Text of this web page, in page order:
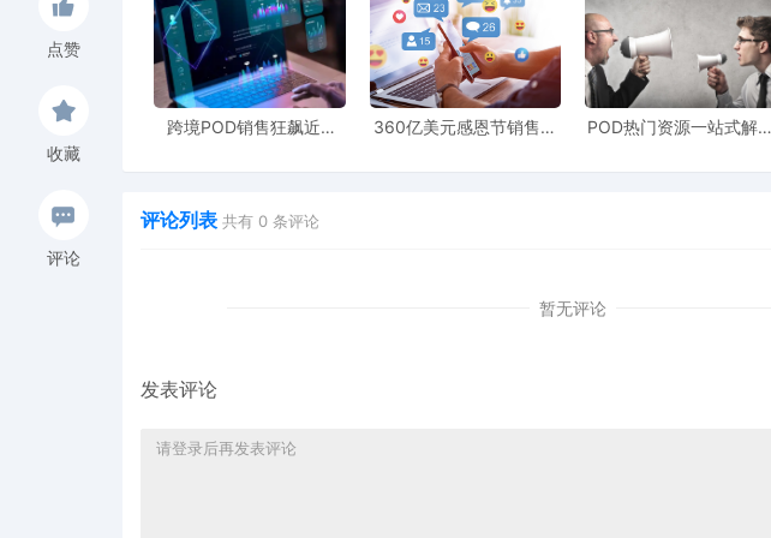
点赞
收藏
评论
跨境POD销售狂飙近5
360亿美元感恩节销售额
POD热门资源一站式解决
评论列表 共有 0 条评论
暂无评论
发表评论